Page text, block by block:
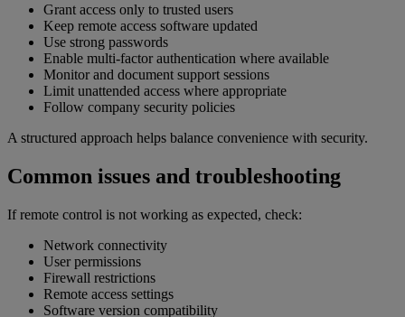
Grant access only to trusted users
Keep remote access software updated
Use strong passwords
Enable multi-factor authentication where available
Monitor and document support sessions
Limit unattended access where appropriate
Follow company security policies
A structured approach helps balance convenience with security.
Common issues and troubleshooting
If remote control is not working as expected, check:
Network connectivity
User permissions
Firewall restrictions
Remote access settings
Software version compatibility